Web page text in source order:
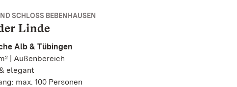
SCHLOSS BEBENHAUSEN
Linde
Alb & Tübingen
| Außenbereich
elegant
max. 100 Personen